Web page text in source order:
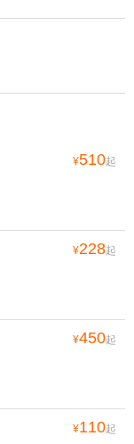
¥510起
¥228起
¥450起
¥110起